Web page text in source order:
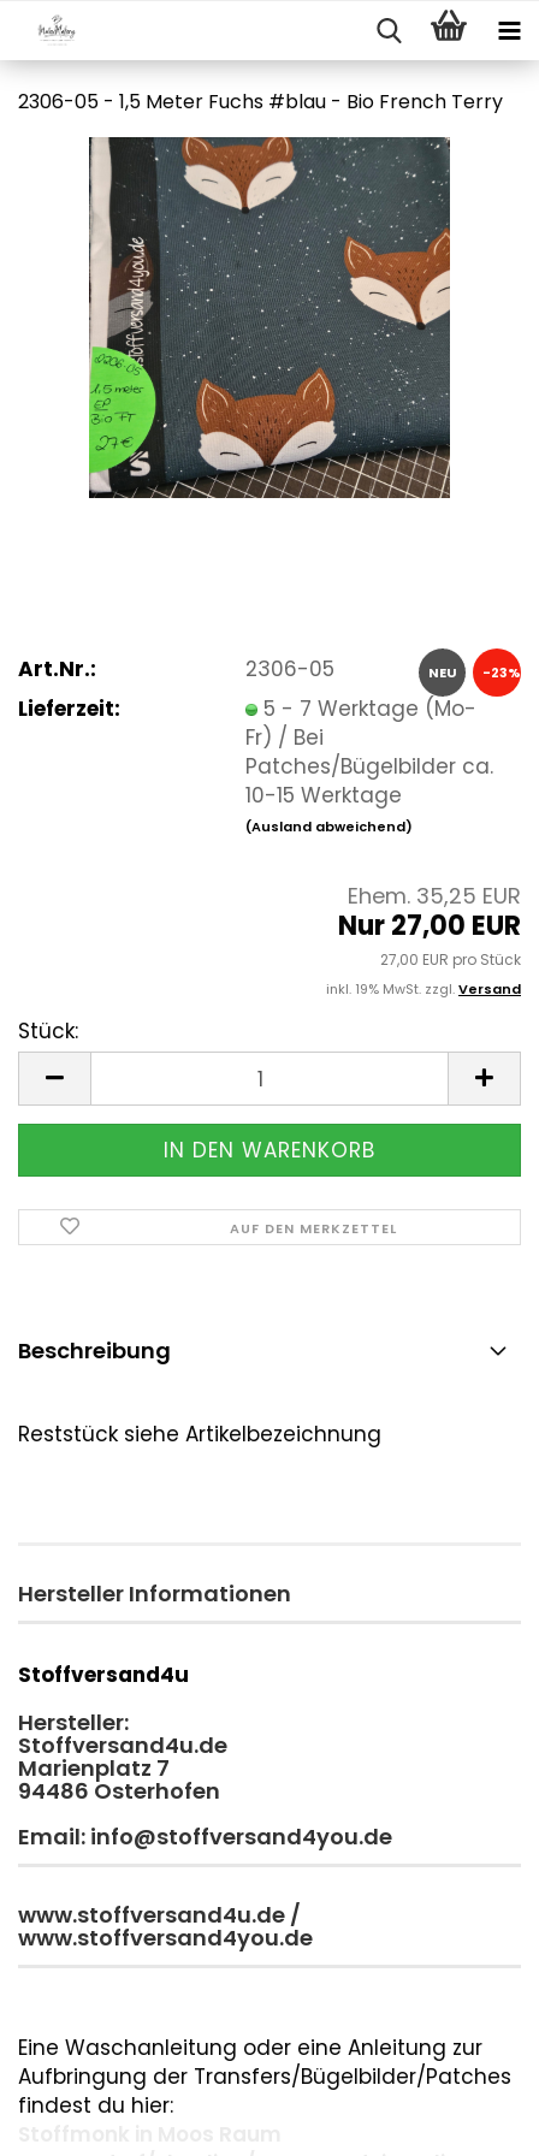
2306-05 - 1,5 Meter Fuchs #blau - Bio French Terry
NEU -23%
Art.Nr.:
2306-05
Lieferzeit:
5 - 7 Werktage (Mo-
Fr) / Bei
Patches/Bügelbilder ca.
10-15 Werktage
(Ausland abweichend)
Ehem. 35,25 EUR
Nur 27,00 EUR
27,00 EUR pro Stück
inkl. 19% MwSt. zzgl.Versand
Stück:
AUF DEN MERKZETTEL
Beschreibung
Reststück siehe Artikelbezeichnung
Hersteller Informationen
Stoffversand4u
Hersteller:
Stoffversand4u.de
Marienplatz 7
94486 Osterhofen
Email: info@stoffversand4you.de
www.stoffversand4u.de /
www.stoffversand4you.de
Eine Waschanleitung oder eine Anleitung zur
Aufbringung der Transfers/Bügelbilder/Patches
findest du hier: